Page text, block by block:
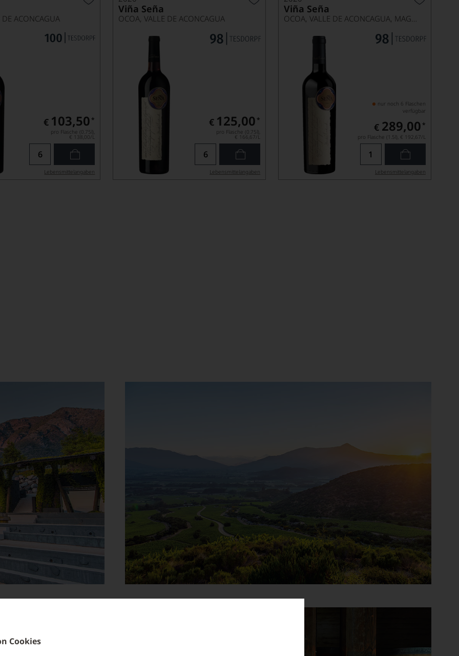
Cookies
ACONCAGUA
€ 103,50 *
pro Flasche (0.75l),
€ 138,00/L
Lebensmittel­angaben
Viña Seña
OCOA, VALLE DE ACONCAGUA
€ 125,00 *
pro Flasche (0.75l),
€ 166,67/L
Lebensmittel­angaben
Viña Seña
OCOA, VALLE DE ACONCAGUA, MAGNUM
nur noch 6 Flaschen
verfügbar
€ 289,00 *
pro Flasche (1.5l), € 192,67/L
Lebensmittel­angaben